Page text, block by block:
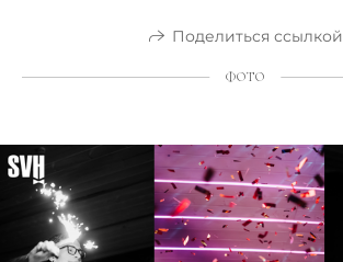
Поделиться ссылкой
ФОТО